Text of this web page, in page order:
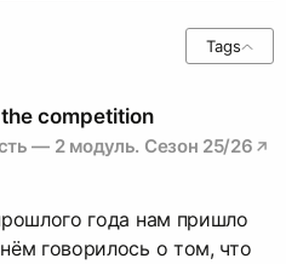
Tags
competition
— 2 модуль. Сезон 25/26
года нам пришло
говорилось о том, что